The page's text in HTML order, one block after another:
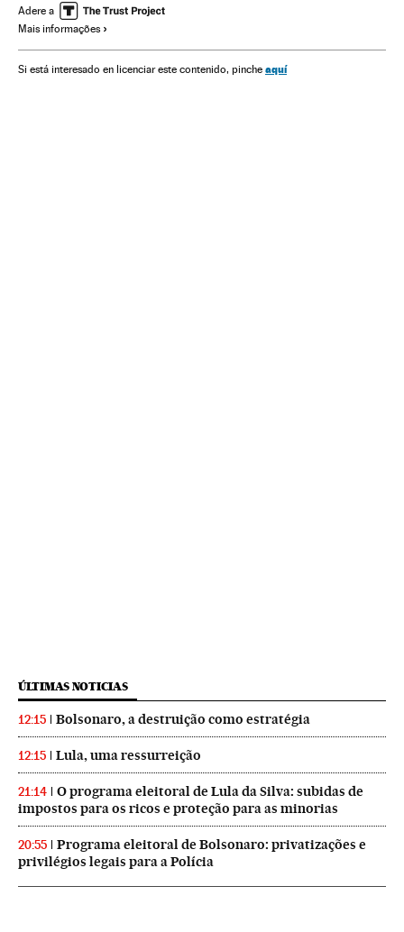
Poder judicial América
Adere a
Mais informações
Si está interesado en licenciar este contenido, pinche aquí
ÚLTIMAS NOTICIAS
12:15 Bolsonaro, a destruição como estratégia
12:15 Lula, uma ressurreição
21:14
O programa eleitoral de Lula da Silva: subidas de
impostos para os ricos e proteção para as minorias
20:55
Programa eleitoral de Bolsonaro: privatizações e
privilégios legais para a Polícia